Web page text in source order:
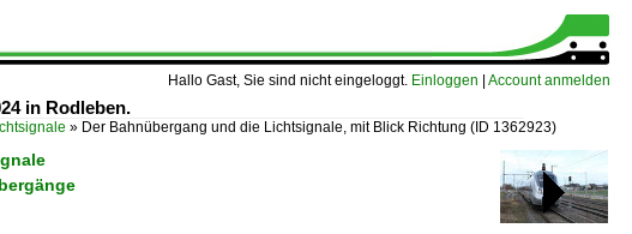
Hallo Gast, Sie sind nicht eingeloggt. Einloggen Account anmelden
in Rodleben.
» Der Bahnübergang und die Lichtsignale, mit Blick Richtung (ID 1362923)